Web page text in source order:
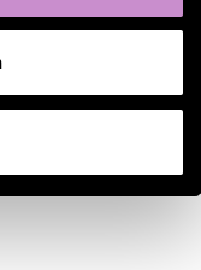
Kappahl Group att
bygga lokal
arbeta mer
genomföra
Det